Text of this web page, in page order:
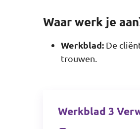
Waar werk je
Werkblad: De
trouwen.
Werkblad 3